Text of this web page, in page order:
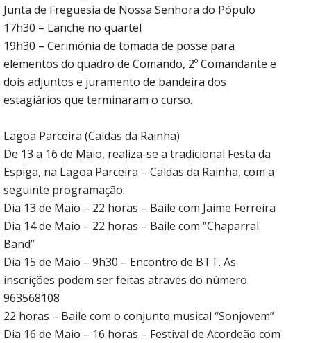
Junta de Freguesia de Nossa Senhora do Pópulo
17h30 – Lanche no quartel
19h30 – Cerimónia de tomada de posse para
elementos do quadro de Comando, 2º Comandante e
dois adjuntos e juramento de bandeira dos
estagiários que terminaram o curso.
Lagoa Parceira (Caldas da Rainha)
De 13 a 16 de Maio, realiza-se a tradicional Festa da
Espiga, na Lagoa Parceira – Caldas da Rainha, com a
seguinte programação:
Dia 13 de Maio – 22 horas – Baile com Jaime Ferreira
Dia 14 de Maio – 22 horas – Baile com “Chaparral
Band”
Dia 15 de Maio – 9h30 – Encontro de BTT. As
inscrições podem ser feitas através do número
963568108
22 horas – Baile com o conjunto musical “Sonjovem”
Dia 16 de Maio – 16 horas – Festival de Acordeão com